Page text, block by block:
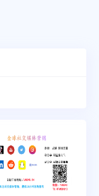
Telegram
更多